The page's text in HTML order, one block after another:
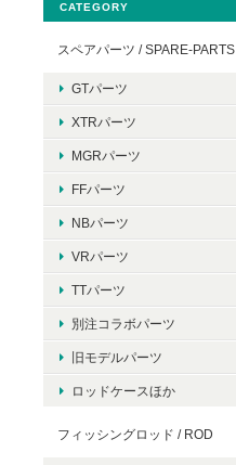
CATEGORY
スペアパーツ / SPARE-PARTS
GTパーツ
XTRパーツ
MGRパーツ
FFパーツ
NBパーツ
VRパーツ
TTパーツ
別注コラボパーツ
旧モデルパーツ
ロッドケースほか
フィッシングロッド / ROD